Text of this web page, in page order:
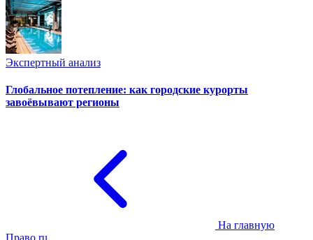
Экспертный анализ
Глобальное потепление: как городские курорты
завоёвывают регионы
На главную
Право.ru